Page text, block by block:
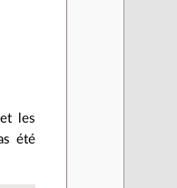
les
été